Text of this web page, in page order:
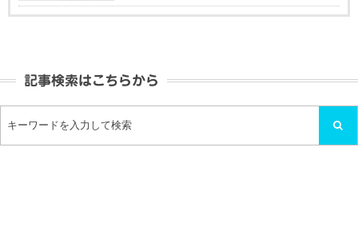
記事検索はこちらから